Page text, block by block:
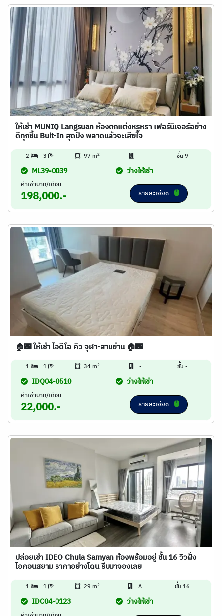
ให้เช่า MUNIQ Langsuan ห้องตกแต่งหรูหรา เฟอร์นิเจอร์อย่าง
ดีทุกชิ้น Buit-In สุดปัง พลาดแล้วจะเสียใจ
2 3 97 m2 - ชั้น 9
ML39-0039 ว่างให้เช่า
ค่าเช่าบาท/เดือน
198,000.- รายละเอียด
🏠🌃 ให้เช่า ไอดีโอ คิว จุฬา-สามย่าน 🏠🌃
1 1 34 m2 - ชั้น -
IDQ04-0510 ว่างให้เช่า
ค่าเช่าบาท/เดือน
22,000.- รายละเอียด
ปล่อยเช่า IDEO Chula Samyan ห้องพร้อมอยู่ ชั้น 16 วิวฝั่ง
ไอคอนสยาม ราคาอย่างโดน รีบมาจองเลย
1 1 29 m2 A ชั้น 16
IDC04-0123 ว่างให้เช่า